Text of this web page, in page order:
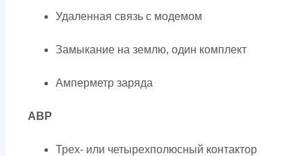
Удаленная связь с модемом
Замыкание на землю, один комплект
Амперметр заряда
АВР
Трех- или четырехполюсный контактор